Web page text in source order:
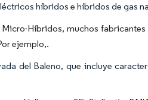
híbridos e híbridos de gas
Híbridos, muchos
ejemplo,.
del Baleno, que incluye